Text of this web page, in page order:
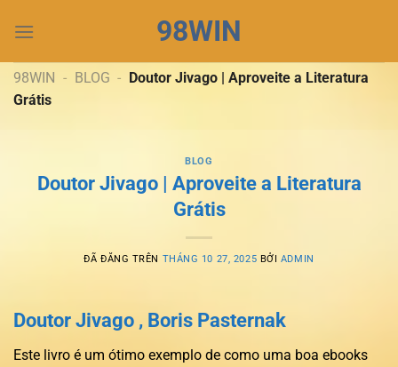
đến
dung
98WIN
98WIN - BLOG - Doutor Jivago | Aproveite a Literatura
Grátis
BLOG
Doutor Jivago | Aproveite a Literatura
Grátis
ĐÃ ĐĂNG TRÊN THÁNG 10 27, 2025 BỞI ADMIN
Doutor Jivago , Boris Pasternak
Este livro é um ótimo exemplo de como uma boa ebooks